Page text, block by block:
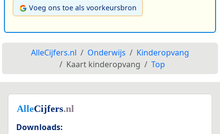
Voeg ons toe als voorkeursbron
AlleCijfers.nl Onderwijs
Kinderopvang
Kaart kinderopvang
Top
Downloads: